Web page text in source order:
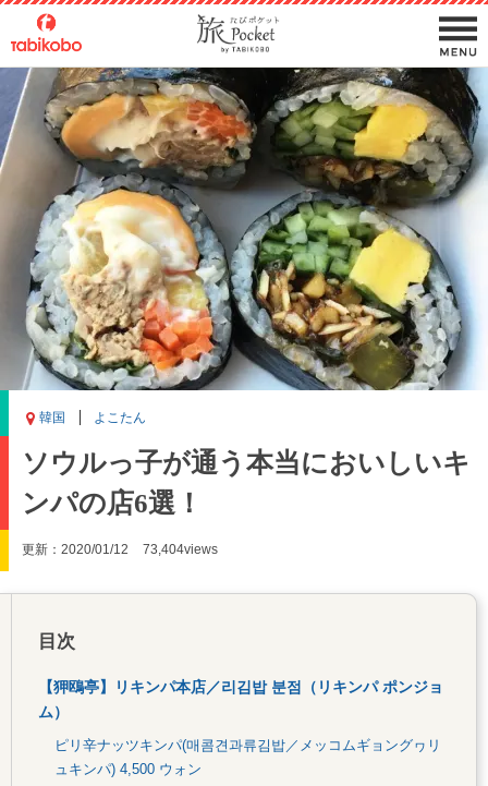
韓国 よこたん
ソウルっ子が通う本当においしいキ
ンパの店6選！
更新：2020/01/12 73,404views
目次
【狎鴎亭】リキンパ本店／리김밥 분점（リキンパ ポンジョ
ム）
ピリ辛ナッツキンパ(매콤견과류김밥／メッコムギョングヮリ
ュキンパ) 4,500 ウォン